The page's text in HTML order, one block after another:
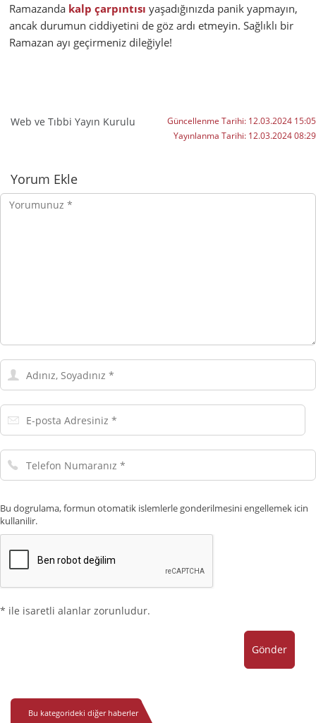
Ramazanda kalp çarpıntısı yaşadığınızda panik yapmayın,
ancak durumun ciddiyetini de göz ardı etmeyin. Sağlıklı bir
Ramazan ayı geçirmeniz dileğiyle!
Web ve Tıbbi Yayın Kurulu Güncellenme Tarihi: 12.03.2024 15:05
Yayınlanma Tarihi: 12.03.2024 08:29
Yorumlar
Yorum Ekle
Yorumunuz
Adınız,
Soyadınız
E-
posta
Telefon
Numaranız
Bu dogrulama, formun otomatik islemlerle gonderilmesini engellemek icin
kullanilir.
* ile isaretli alanlar zorunludur.
Gönder
Bu kategorideki diğer haberler